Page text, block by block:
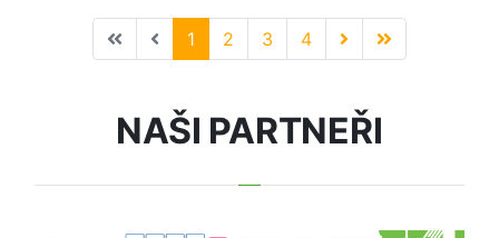
1 2 3 4
NAŠI PARTNEŘI